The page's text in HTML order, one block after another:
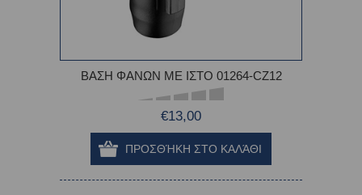
ΒΑΣΗ ΦΑΝΩΝ ΜΕ ΙΣΤΟ 01264-CZ12
€13,00